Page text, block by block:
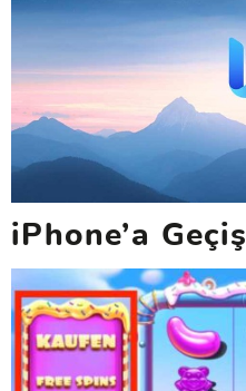
iPhone’a Geçiş